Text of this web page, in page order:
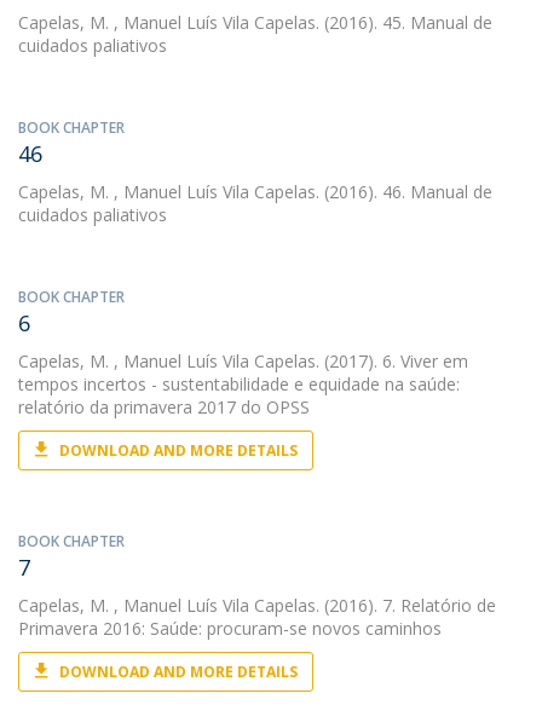
Capelas, M. , Manuel Luís Vila Capelas. (2016). 45. Manual de
cuidados paliativos
BOOK CHAPTER
46
Capelas, M. , Manuel Luís Vila Capelas. (2016). 46. Manual de
cuidados paliativos
BOOK CHAPTER
6
Capelas, M. , Manuel Luís Vila Capelas. (2017). 6. Viver em
tempos incertos - sustentabilidade e equidade na saúde:
relatório da primavera 2017 do OPSS
DOWNLOAD AND MORE DETAILS
BOOK CHAPTER
7
Capelas, M. , Manuel Luís Vila Capelas. (2016). 7. Relatório de
Primavera 2016: Saúde: procuram-se novos caminhos
DOWNLOAD AND MORE DETAILS